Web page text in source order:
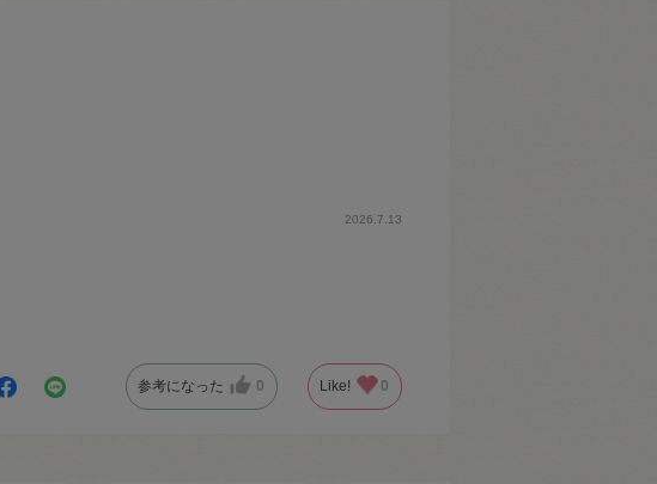
2026.7.13
参考になった 0 Like! 0